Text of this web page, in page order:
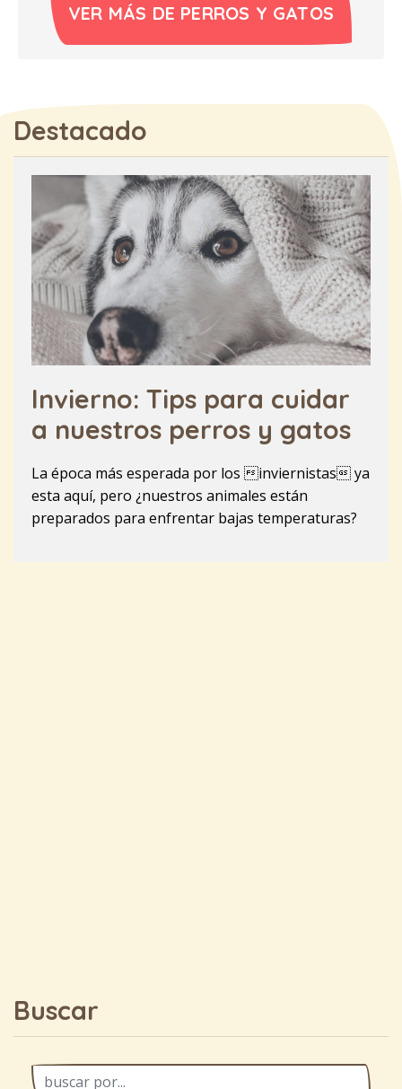
VER MÁS DE PERROS Y GATOS
Destacado
Invierno: Tips para cuidar
a nuestros perros y gatos
La época más esperada por los inviernistas ya
esta aquí, pero ¿nuestros animales están
preparados para enfrentar bajas temperaturas?
Buscar